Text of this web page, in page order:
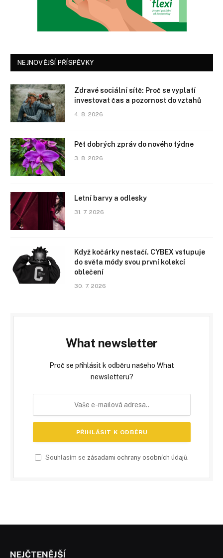
NEJNOVĚJŠÍ PŘÍSPĚVKY
Zdravé sociální sítě: Proč se vyplatí
investovat čas a pozornost do vztahů
4. 8. 2026
Pět dobrých zpráv do nového týdne
3. 8. 2026
Letní barvy a odlesky
31. 7. 2026
Když kočárky nestačí. CYBEX vstupuje
do světa módy svou první kolekcí
oblečení
30. 7. 2026
What newsletter
Proč se přihlásit k odběru našeho What
newsletteru?
Souhlasím se zásadami ochrany osobních údajů.
NEJČTENĚJŠÍ